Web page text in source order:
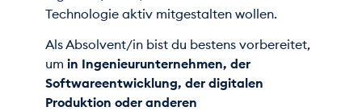
Technologie aktiv mitgestalten wollen.
Als Absolvent/in bist du bestens vorbereitet,
um in Ingenieurunternehmen, der
Softwareentwicklung, der digitalen
Produktion oder anderen